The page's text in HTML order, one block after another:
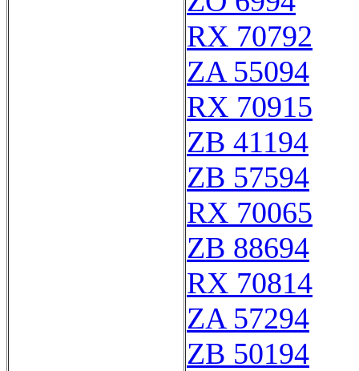
RX 70792
ZA 55094
RX 70915
ZB 41194
ZB 57594
RX 70065
ZB 88694
RX 70814
ZA 57294
ZB 50194